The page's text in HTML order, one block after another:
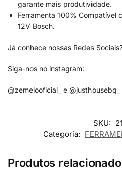
garante mais produtividade.
Ferramenta 100% Compatível
12V Bosch.
Já conhece nossas Redes
Siga-nos no instagram:
@zemelooficial_ e @justhousebq_
SKU:
Categoria:
Produtos